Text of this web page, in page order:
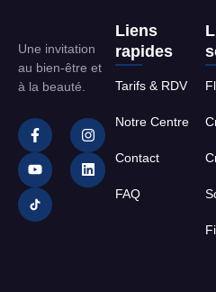
Une invitation
au bien-être et
à la beauté.
Liens
rapides
Tarifs & RDV
Notre Centre
Contact
FAQ